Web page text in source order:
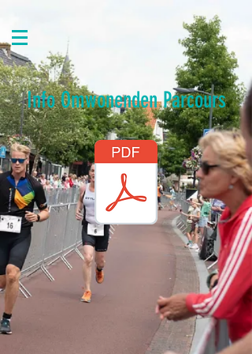
Info Omwonenden Parcours